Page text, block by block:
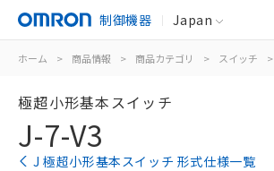
制御機器 Japan
ホーム > 商品情報 > 商品カテゴリ > スイッチ >
極超小形基本スイッチ
J-7-V3
J 極超小形基本スイッチ 形式仕様一覧